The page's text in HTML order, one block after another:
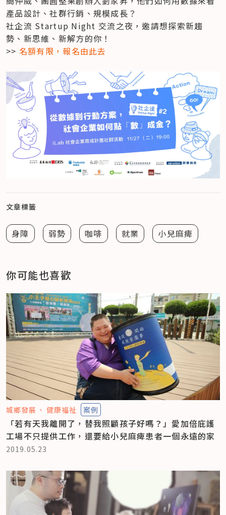
產品設計、社群行銷、規模成長？
社企流 Startup Night 交流之夜，邀請想探索新趨
勢、新思維、新解方的你！
>> 名額有限，報名由此去
文章標籤
身障 弱勢 咖啡 就業 小兒麻痺
你可能也喜歡
城鄉發展 健康福祉 案例
「若有天我離開了，替我照顧孩子好嗎？」愛加倍庇護
工場不只提供工作，還要給小兒麻痺患者一個永遠的家
2019.05.23